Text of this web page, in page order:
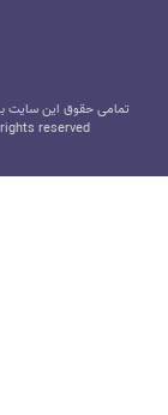
تمامی حقوق این سایت
reserved